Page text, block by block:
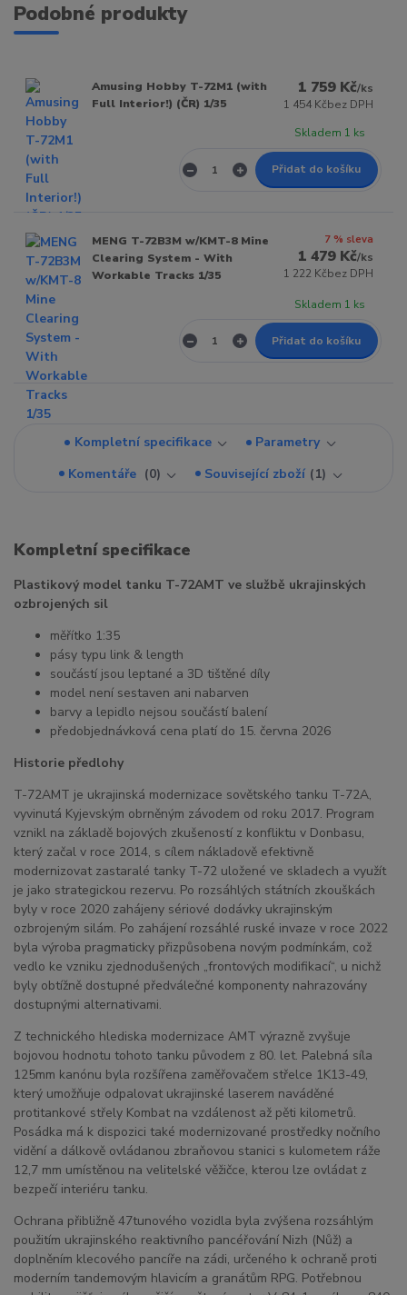
Podobné produkty
Amusing Hobby T-72M1 (with
Full Interior!) (ČR) 1/35
1 759 Kč/ks
1 454 Kčbez DPH
Skladem 1 ks
Přidat do košíku
MENG T-72B3M w/KMT-8 Mine
Clearing System - With
Workable Tracks 1/35
7 % sleva
1 479 Kč/ks
1 222 Kčbez DPH
Skladem 1 ks
Přidat do košíku
Kompletní specifikace
Parametry
Komentáře
0 Související zboží 1
Kompletní specifikace
Plastikový model tanku T-72AMT ve službě ukrajinských
ozbrojených sil
měřítko 1:35
pásy typu link & length
součástí jsou leptané a 3D tištěné díly
model není sestaven ani nabarven
barvy a lepidlo nejsou součástí balení
předobjednávková cena platí do 15. června 2026
Historie předlohy
T-72AMT je ukrajinská modernizace sovětského tanku T-72A,
vyvinutá Kyjevským obrněným závodem od roku 2017. Program
vznikl na základě bojových zkušeností z konfliktu v Donbasu,
který začal v roce 2014, s cílem nákladově efektivně
modernizovat zastaralé tanky T-72 uložené ve skladech a využít
je jako strategickou rezervu. Po rozsáhlých státních zkouškách
byly v roce 2020 zahájeny sériové dodávky ukrajinským
ozbrojeným silám. Po zahájení rozsáhlé ruské invaze v roce 2022
byla výroba pragmaticky přizpůsobena novým podmínkám, což
vedlo ke vzniku zjednodušených „frontových modifikací“, u nichž
byly obtížně dostupné předválečné komponenty nahrazovány
dostupnými alternativami.
Z technického hlediska modernizace AMT výrazně zvyšuje
bojovou hodnotu tohoto tanku původem z 80. let. Palebná síla
125mm kanónu byla rozšířena zaměřovačem střelce 1K13-49,
který umožňuje odpalovat ukrajinské laserem naváděné
protitankové střely Kombat na vzdálenost až pěti kilometrů.
Posádka má k dispozici také modernizované prostředky nočního
vidění a dálkově ovládanou zbraňovou stanici s kulometem ráže
12,7 mm umístěnou na velitelské věžičce, kterou lze ovládat z
bezpečí interiéru tanku.
Ochrana přibližně 47tunového vozidla byla zvýšena rozsáhlým
použitím ukrajinského reaktivního pancéřování Nizh (Nůž) a
doplněním klecového pancíře na zádi, určeného k ochraně proti
moderním tandemovým hlavicím a granátům RPG. Potřebnou